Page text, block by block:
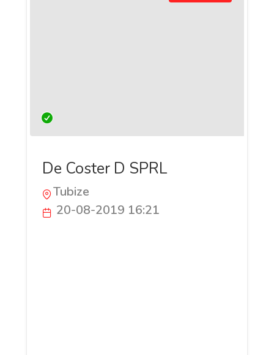
De Coster D SPRL
Tubize
20-08-2019 16:21